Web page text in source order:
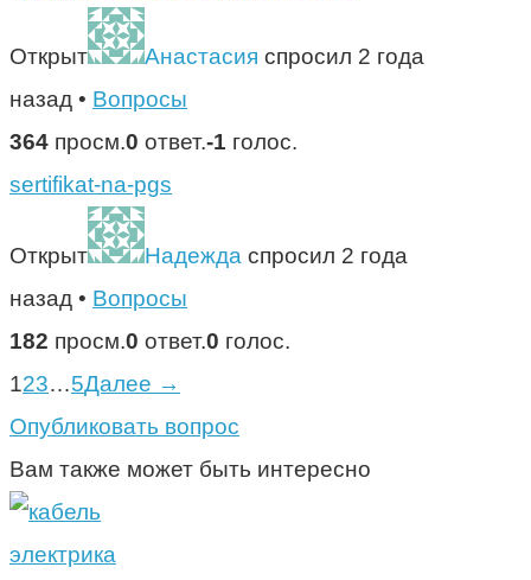
Открыт Анастасия спросил 2 года
назад • Вопросы
364 просм.0 ответ.-1 голос.
sertifikat-na-pgs
Открыт Надежда спросил 2 года
назад • Вопросы
182 просм.0 ответ.0 голос.
123…5Далее →
Опубликовать вопрос
Вам также может быть интересно
электрика